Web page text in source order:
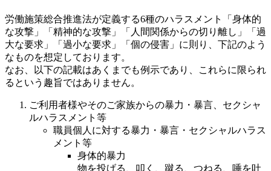
労働施策総合推進法が定義する6種のハラスメント「身体的
な攻撃」「精神的な攻撃」「人間関係からの切り離し」「過
大な要求」「過小な要求」「個の侵害」に則り、下記のよう
なものを想定しております。
なお、以下の記載はあくまでも例示であり、これらに限られ
るという趣旨ではありません。
ご利用者様やそのご家族からの暴力・暴言、セクシャ
ルハラスメント等
職員個人に対する暴力・暴言・セクシャルハラス
メント等
身体的暴力
物を投げる、叩く、蹴る、つねる、唾を吐